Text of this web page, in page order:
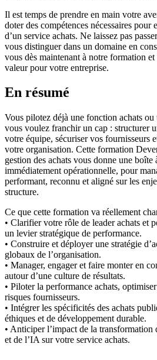
Il est temps de prendre en main votre
doter des compétences nécessaires pour
d’un service achats. Ne laissez pas
vous distinguer dans un domaine en
vous dès maintenant à notre formation
valeur pour votre entreprise.
En résumé
Vous pilotez déjà une fonction achats
vous voulez franchir un cap : structurer
votre équipe, sécuriser vos fournisseurs
votre organisation. Cette formation
gestion des achats vous donne une boîte
immédiatement opérationnelle, pour
performant, reconnu et aligné sur les
structure.
Ce que cette formation va réellement
• Clarifier votre rôle de leader achats et
un levier stratégique de performance.
• Construire et déployer une stratégie
globaux de l’organisation.
• Manager, engager et faire monter en
autour d’une culture de résultats.
• Piloter la performance achats,
risques fournisseurs.
• Intégrer les spécificités des achats
éthiques et de développement durable.
• Anticiper l’impact de la
et de l’IA sur votre service achats.